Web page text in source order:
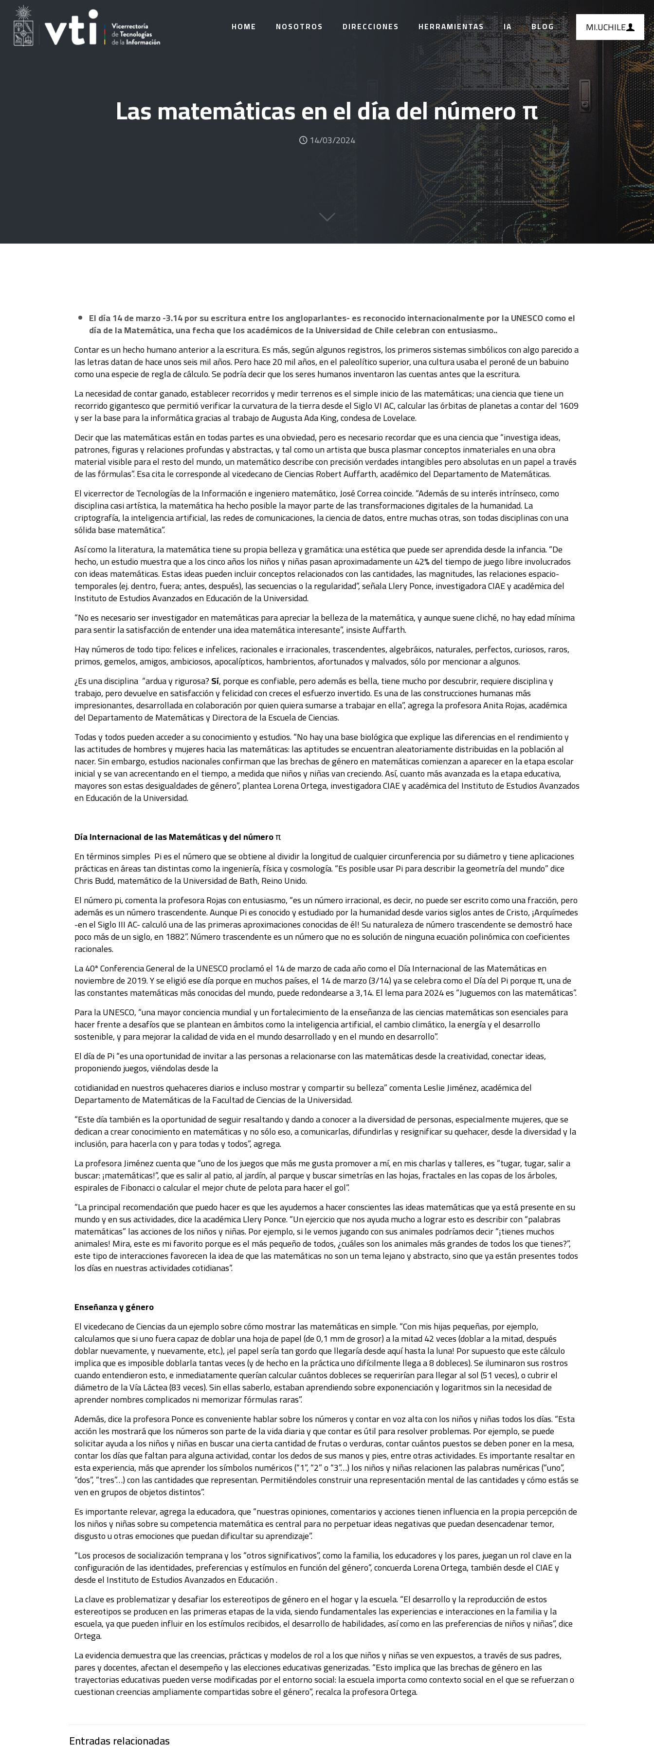
HOME NOSOTROS DIRECCIONES HERRAMIENTAS IA BLOG MI.UCHILE
Las matemáticas en el día del número π
14/03/2024
El día 14 de marzo -3.14 por su escritura entre los angloparlantes- es reconocido internacionalmente por la UNESCO como el
día de la Matemática, una fecha que los académicos de la Universidad de Chile celebran con entusiasmo..
Contar es un hecho humano anterior a la escritura. Es más, según algunos registros, los primeros sistemas simbólicos con algo parecido a
las letras datan de hace unos seis mil años. Pero hace 20 mil años, en el paleolítico superior, una cultura usaba el peroné de un babuino
como una especie de regla de cálculo. Se podría decir que los seres humanos inventaron las cuentas antes que la escritura.
La necesidad de contar ganado, establecer recorridos y medir terrenos es el simple inicio de las matemáticas; una ciencia que tiene un
recorrido gigantesco que permitió verificar la curvatura de la tierra desde el Siglo VI AC, calcular las órbitas de planetas a contar del 1609
y ser la base para la informática gracias al trabajo de Augusta Ada King, condesa de Lovelace.
Decir que las matemáticas están en todas partes es una obviedad, pero es necesario recordar que es una ciencia que “investiga ideas,
patrones, figuras y relaciones profundas y abstractas, y tal como un artista que busca plasmar conceptos inmateriales en una obra
material visible para el resto del mundo, un matemático describe con precisión verdades intangibles pero absolutas en un papel a través
de las fórmulas”. Esa cita le corresponde al vicedecano de Ciencias Robert Auffarth, académico del Departamento de Matemáticas.
El vicerrector de Tecnologías de la Información e ingeniero matemático, José Correa coincide. “Además de su interés intrínseco, como
disciplina casi artística, la matemática ha hecho posible la mayor parte de las transformaciones digitales de la humanidad. La
criptografía, la inteligencia artificial, las redes de comunicaciones, la ciencia de datos, entre muchas otras, son todas disciplinas con una
sólida base matemática”.
Así como la literatura, la matemática tiene su propia belleza y gramática: una estética que puede ser aprendida desde la infancia. “De
hecho, un estudio muestra que a los cinco años los niños y niñas pasan aproximadamente un 42% del tiempo de juego libre involucrados
con ideas matemáticas. Estas ideas pueden incluir conceptos relacionados con las cantidades, las magnitudes, las relaciones espacio-
temporales (ej. dentro, fuera; antes, después), las secuencias o la regularidad”, señala Llery Ponce, investigadora CIAE y académica del
Instituto de Estudios Avanzados en Educación de la Universidad.
“No es necesario ser investigador en matemáticas para apreciar la belleza de la matemática, y aunque suene cliché, no hay edad mínima
para sentir la satisfacción de entender una idea matemática interesante”, insiste Auffarth.
Hay números de todo tipo: felices e infelices, racionales e irracionales, trascendentes, algebráicos, naturales, perfectos, curiosos, raros,
primos, gemelos, amigos, ambiciosos, apocalípticos, hambrientos, afortunados y malvados, sólo por mencionar a algunos.
¿Es una disciplina “ardua y rigurosa?Sí, porque es confiable, pero además es bella, tiene mucho por descubrir, requiere disciplina y
trabajo, pero devuelve en satisfacción y felicidad con creces el esfuerzo invertido. Es una de las construcciones humanas más
impresionantes, desarrollada en colaboración por quien quiera sumarse a trabajar en ella”, agrega la profesora Anita Rojas, académica
del Departamento de Matemáticas y Directora de la Escuela de Ciencias.
Todas y todos pueden acceder a su conocimiento y estudios. “No hay una base biológica que explique las diferencias en el rendimiento y
las actitudes de hombres y mujeres hacia las matemáticas: las aptitudes se encuentran aleatoriamente distribuidas en la población al
nacer. Sin embargo, estudios nacionales confirman que las brechas de género en matemáticas comienzan a aparecer en la etapa escolar
inicial y se van acrecentando en el tiempo, a medida que niños y niñas van creciendo. Así, cuanto más avanzada es la etapa educativa,
mayores son estas desigualdades de género”, plantea Lorena Ortega, investigadora CIAE y académica del Instituto de Estudios Avanzados
en Educación de la Universidad.
Día Internacional de las Matemáticas y del númeroπ
En términos simples Pi es el número que se obtiene al dividir la longitud de cualquier circunferencia por su diámetro y tiene aplicaciones
prácticas en áreas tan distintas como la ingeniería, física y cosmología. “Es posible usar Pi para describir la geometría del mundo” dice
Chris Budd, matemático de la Universidad de Bath, Reino Unido.
El número pi, comenta la profesora Rojas con entusiasmo, “es un número irracional, es decir, no puede ser escrito como una fracción, pero
además es un número trascendente. Aunque Pi es conocido y estudiado por la humanidad desde varios siglos antes de Cristo, ¡Arquímedes
-en el Siglo III AC- calculó una de las primeras aproximaciones conocidas de él! Su naturaleza de número trascendente se demostró hace
poco más de un siglo, en 1882”. Número trascendente es un número que no es solución de ninguna ecuación polinómica con coeficientes
racionales.
La 40ª Conferencia General de la UNESCO proclamó el 14 de marzo de cada año como el Día Internacional de las Matemáticas en
noviembre de 2019. Y se eligió ese día porque en muchos países, el 14 de marzo (3/14) ya se celebra como el Día del Pi porque π, una de
las constantes matemáticas más conocidas del mundo, puede redondearse a 3,14. El lema para 2024 es “Juguemos con las matemáticas”.
Para la UNESCO, “una mayor conciencia mundial y un fortalecimiento de la enseñanza de las ciencias matemáticas son esenciales para
hacer frente a desafíos que se plantean en ámbitos como la inteligencia artificial, el cambio climático, la energía y el desarrollo
sostenible, y para mejorar la calidad de vida en el mundo desarrollado y en el mundo en desarrollo”.
El día de Pi “es una oportunidad de invitar a las personas a relacionarse con las matemáticas desde la creatividad, conectar ideas,
proponiendo juegos, viéndolas desde la
cotidianidad en nuestros quehaceres diarios e incluso mostrar y compartir su belleza” comenta Leslie Jiménez, académica del
Departamento de Matemáticas de la Facultad de Ciencias de la Universidad.
“Este día también es la oportunidad de seguir resaltando y dando a conocer a la diversidad de personas, especialmente mujeres, que se
dedican a crear conocimiento en matemáticas y no sólo eso, a comunicarlas, difundirlas y resignificar su quehacer, desde la diversidad y la
inclusión, para hacerla con y para todas y todos”, agrega.
La profesora Jiménez cuenta que “uno de los juegos que más me gusta promover a mí, en mis charlas y talleres, es “tugar, tugar, salir a
buscar: ¡matemáticas!”, que es salir al patio, al jardín, al parque y buscar simetrías en las hojas, fractales en las copas de los árboles,
espirales de Fibonacci o calcular el mejor chute de pelota para hacer el gol”.
“La principal recomendación que puedo hacer es que les ayudemos a hacer conscientes las ideas matemáticas que ya está presente en su
mundo y en sus actividades, dice la académica Llery Ponce. “Un ejercicio que nos ayuda mucho a lograr esto es describir con “palabras
matemáticas” las acciones de los niños y niñas. Por ejemplo, si le vemos jugando con sus animales podríamos decir “¡tienes muchos
animales! Mira, este es mi favorito porque es el más pequeño de todos, ¿cuáles son los animales más grandes de todos los que tienes?”,
este tipo de interacciones favorecen la idea de que las matemáticas no son un tema lejano y abstracto, sino que ya están presentes todos
los días en nuestras actividades cotidianas”.
Enseñanza y género
El vicedecano de Ciencias da un ejemplo sobre cómo mostrar las matemáticas en simple. “Con mis hijas pequeñas, por ejemplo,
calculamos que si uno fuera capaz de doblar una hoja de papel (de 0,1 mm de grosor) a la mitad 42 veces (doblar a la mitad, después
doblar nuevamente, y nuevamente, etc.), ¡el papel sería tan gordo que llegaría desde aquí hasta la luna! Por supuesto que este cálculo
implica que es imposible doblarla tantas veces (y de hecho en la práctica uno difícilmente llega a 8 dobleces). Se iluminaron sus rostros
cuando entendieron esto, e inmediatamente querían calcular cuántos dobleces se requerirían para llegar al sol (51 veces), o cubrir el
diámetro de la Vía Láctea (83 veces). Sin ellas saberlo, estaban aprendiendo sobre exponenciación y logaritmos sin la necesidad de
aprender nombres complicados ni memorizar fórmulas raras”.
Además, dice la profesora Ponce es conveniente hablar sobre los números y contar en voz alta con los niños y niñas todos los días. “Esta
acción les mostrará que los números son parte de la vida diaria y que contar es útil para resolver problemas. Por ejemplo, se puede
solicitar ayuda a los niños y niñas en buscar una cierta cantidad de frutas o verduras, contar cuántos puestos se deben poner en la mesa,
contar los días que faltan para alguna actividad, contar los dedos de sus manos y pies, entre otras actividades. Es importante resaltar en
esta experiencia, más que aprender los símbolos numéricos (“1”, “2” o “3”…) los niños y niñas relacionen las palabras numéricas (“uno”,
“dos”, “tres”…) con las cantidades que representan. Permitiéndoles construir una representación mental de las cantidades y cómo estás se
ven en grupos de objetos distintos”.
Es importante relevar, agrega la educadora, que “nuestras opiniones, comentarios y acciones tienen influencia en la propia percepción de
los niños y niñas sobre su competencia matemática es central para no perpetuar ideas negativas que puedan desencadenar temor,
disgusto u otras emociones que puedan dificultar su aprendizaje”.
“Los procesos de socialización temprana y los “otros significativos”, como la familia, los educadores y los pares, juegan un rol clave en la
configuración de las identidades, preferencias y estímulos en función del género”, concuerda Lorena Ortega, también desde el CIAE y
desde el Instituto de Estudios Avanzados en Educación .
La clave es problematizar y desafiar los estereotipos de género en el hogar y la escuela. “El desarrollo y la reproducción de estos
estereotipos se producen en las primeras etapas de la vida, siendo fundamentales las experiencias e interacciones en la familia y la
escuela, ya que pueden influir en los estímulos recibidos, el desarrollo de habilidades, así como en las preferencias de niños y niñas”, dice
Ortega.
La evidencia demuestra que las creencias, prácticas y modelos de rol a los que niños y niñas se ven expuestos, a través de sus padres,
pares y docentes, afectan el desempeño y las elecciones educativas generizadas. “Esto implica que las brechas de género en las
trayectorias educativas pueden verse modificadas por el entorno social: la escuela importa como contexto social en el que se refuerzan o
cuestionan creencias ampliamente compartidas sobre el género”, recalca la profesora Ortega.
Entradas relacionadas